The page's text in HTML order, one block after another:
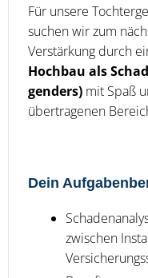
Für unsere
suchen wir zum
Verstärkung durch
Hochbau als
genders) mit Spaß
übertragenen
Dein
zwischen